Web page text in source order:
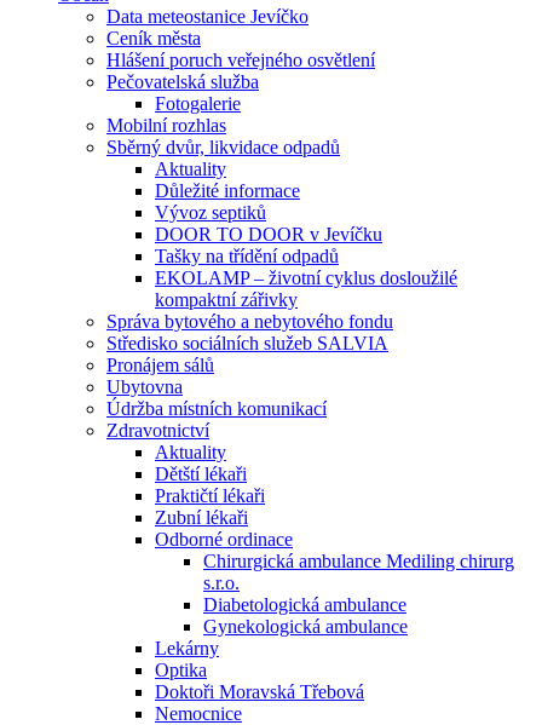
Data meteostanice Jevíčko
Ceník města
Hlášení poruch veřejného osvětlení
Pečovatelská služba
Fotogalerie
Mobilní rozhlas
Sběrný dvůr, likvidace odpadů
Aktuality
Důležité informace
Vývoz septiků
DOOR TO DOOR v Jevíčku
Tašky na třídění odpadů
EKOLAMP – životní cyklus dosloužilé
kompaktní zářivky
Správa bytového a nebytového fondu
Středisko sociálních služeb SALVIA
Pronájem sálů
Ubytovna
Údržba místních komunikací
Zdravotnictví
Aktuality
Dětští lékaři
Praktičtí lékaři
Zubní lékaři
Odborné ordinace
Chirurgická ambulance Mediling chirurg
s.r.o.
Diabetologická ambulance
Gynekologická ambulance
Lekárny
Optika
Doktoři Moravská Třebová
Nemocnice